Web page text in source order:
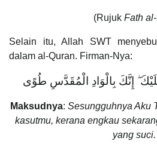
(Rujuk Fath
Selain itu, Allah SWT
dalam al-Quran. Firman-Nya:
إِنَّكَ بِالْوَادِ الْمُقَدَّسِ طُوًى
Maksudnya: Sesungguhnya Aku
kasutmu, kerana engkau
yang suci.